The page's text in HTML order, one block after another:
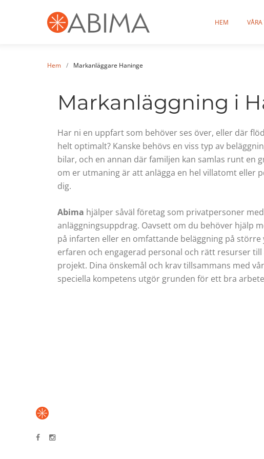
HEM VÅRA
Hem / Markanläggare Haninge
Markanläggning i
Har ni en uppfart som behöver ses över, eller där
helt optimalt? Kanske behövs en viss typ av
bilar, och en annan där familjen kan samlas runt en
om er utmaning är att anlägga en hel villatomt eller
dig.
Abima hjälper såväl företag som privatpersoner
anläggningsuppdrag. Oavsett om du behöver hjälp
på infarten eller en omfattande beläggning på större
erfaren och engagerad personal och rätt resurser
projekt. Dina önskemål och krav tillsammans med
speciella kompetens utgör grunden för ett bra